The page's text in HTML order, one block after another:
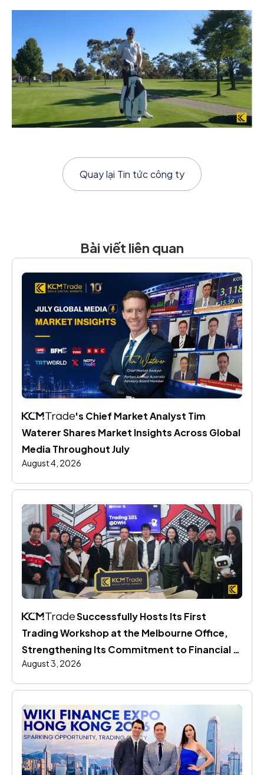
Quay lại Tin tức công ty
Bài viết liên quan
's Chief Market Analyst Tim
Waterer Shares Market Insights Across Global
Media Throughout July
August 4, 2026
Successfully Hosts Its First
Trading Workshop at the Melbourne Office,
Strengthening Its Commitment to Financial
Education
August 3, 2026